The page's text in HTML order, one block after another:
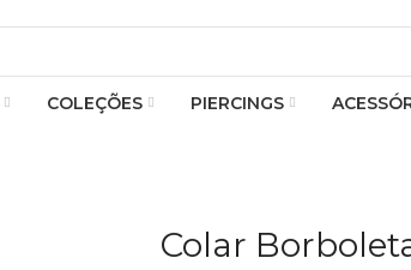
COLEÇÕES PIERCINGS
Colar